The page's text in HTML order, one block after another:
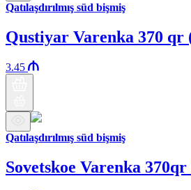
Qatılaşdırılmış süd bişmiş
Qustiyar Varenka 370 qr
3.45
Qatılaşdırılmış süd bişmiş
Sovetskoe Varenka 370qr